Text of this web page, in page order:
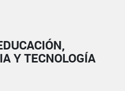
Y TECNOLOGÍA